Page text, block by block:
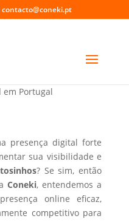
contacto@coneki.pt
em Matosinhos
Portugal
presença digital forte
sua visibilidade e
? Se sim, então
Coneki, entendemos a
online eficaz,
competitivo para